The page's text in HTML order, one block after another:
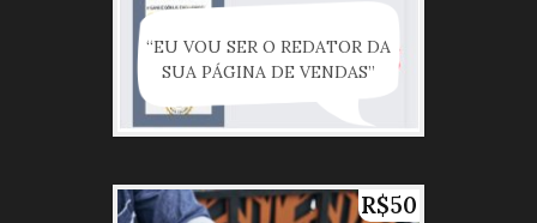
“EU VOU SER O REDATOR DA
SUA PÁGINA DE VENDAS”
R$50